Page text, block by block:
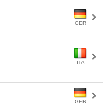
GER
ITA
GER